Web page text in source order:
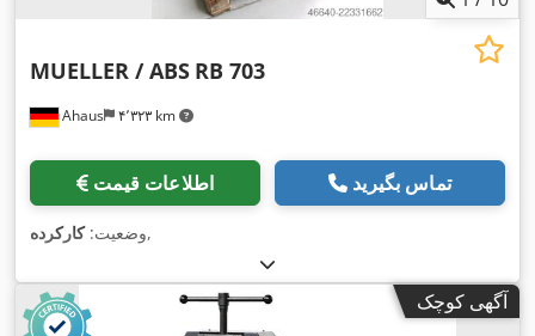
Ahaus ۴٬۳۲۳ km
MUELLER / ABS RB 703
اطلاعات قیمت تماس بگیرید
وضعیت:کارکرده ,
آگهی کوچک